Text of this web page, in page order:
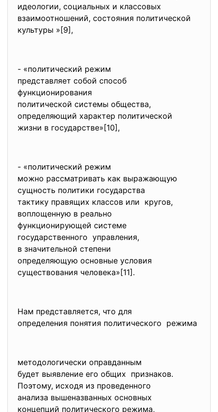
идеологии, социальных и классовых
взаимоотношений, состояния политической
культуры »[9],
- «политический режим
представляет собой способ
функционирования
политической системы общества,
определяющий характер политической
жизни в государстве»[10],
- «политический режим
можно рассматривать как выражающую
сущность политики государства
тактику правящих классов или кругов,
воплощенную в реально
функционирующей системе
государственного управления,
в значительной степени
определяющую основные условия
существования человека»[11].
Нам представляется, что для
определения понятия политического режима
методологически оправданным
будет выявление его общих признаков.
Поэтому, исходя из проведенного
анализа вышеназванных основных
концепций политического режима,